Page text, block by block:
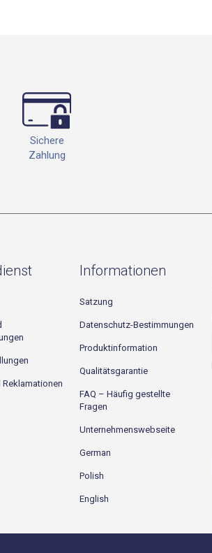
Sichere
Zahlung
Reklamationen
Informationen
Satzung
Datenschutz-Bestimmungen
Produktinformation
Qualitätsgarantie
FAQ – Häufig gestellte
Fragen
Unternehmenswebseite
German
Polish
English